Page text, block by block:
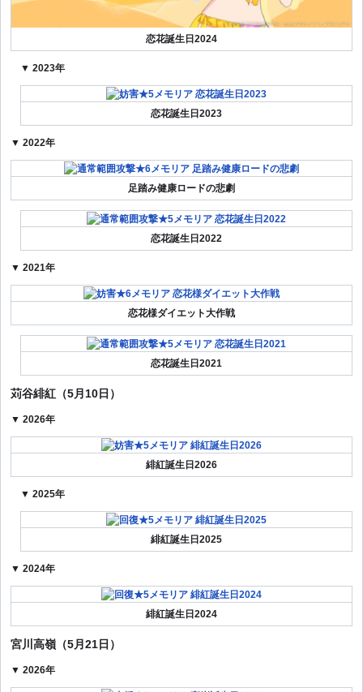
恋花誕生日2024
▼ 2023年
恋花誕生日2023
▼ 2022年
足踏み健康ロードの悲劇
恋花誕生日2022
▼ 2021年
恋花様ダイエット大作戦
恋花誕生日2021
苅谷緋紅（5月10日）
▼ 2026年
緋紅誕生日2026
▼ 2025年
緋紅誕生日2025
▼ 2024年
緋紅誕生日2024
宮川高嶺（5月21日）
▼ 2026年